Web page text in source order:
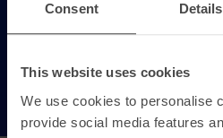
Consent Details
This website uses cookies
We use cookies to personalise
provide social media features
I passi pratici che
stanno compiendo